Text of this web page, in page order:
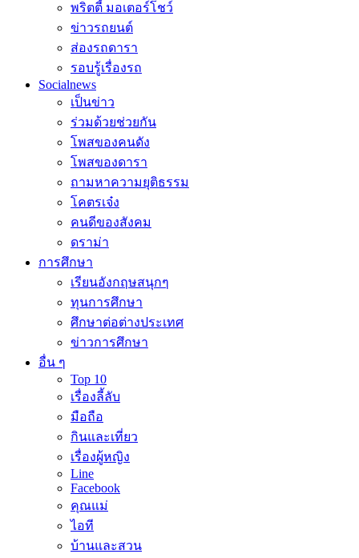
พริตตี้ มอเตอร์โชว์
ข่าวรถยนต์
ส่องรถดารา
รอบรู้เรื่องรถ
Socialnews
เป็นข่าว
ร่วมด้วยช่วยกัน
โพสของคนดัง
โพสของดารา
ถามหาความยุติธรรม
โคตรเจ๋ง
คนดีของสังคม
ดราม่า
การศึกษา
เรียนอังกฤษสนุกๆ
ทุนการศึกษา
ศึกษาต่อต่างประเทศ
ข่าวการศึกษา
อื่น ๆ
Top 10
เรื่องลี้ลับ
มือถือ
กินและเที่ยว
เรื่องผู้หญิง
Line
Facebook
คุณแม่
ไอที
บ้านและสวน